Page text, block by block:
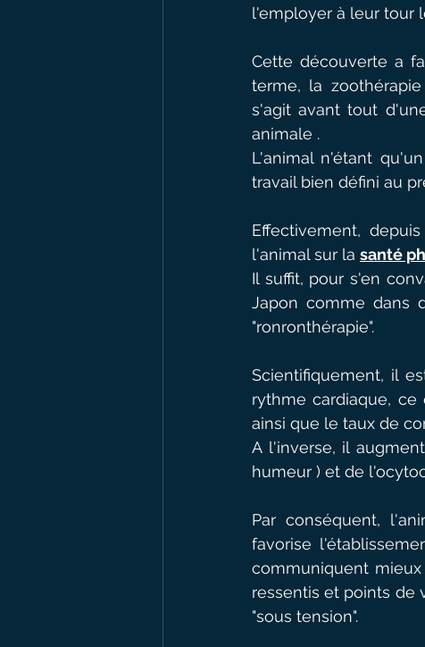
l'employer à leur tour
Cette découverte a
terme, la
s'agit avant tout
animale .
L'animal n'étant
travail bien défini au
Effectivement,
l'animal sur la santé
Il suffit, pour s'en
Japon comme dans
"ronronthérapie".
Scientifiquement, il
rythme cardiaque,
ainsi que le taux de
A l'inverse, il
humeur ) et de
Par conséquent,
favorise
communiquent
ressentis et points de
"sous tension".